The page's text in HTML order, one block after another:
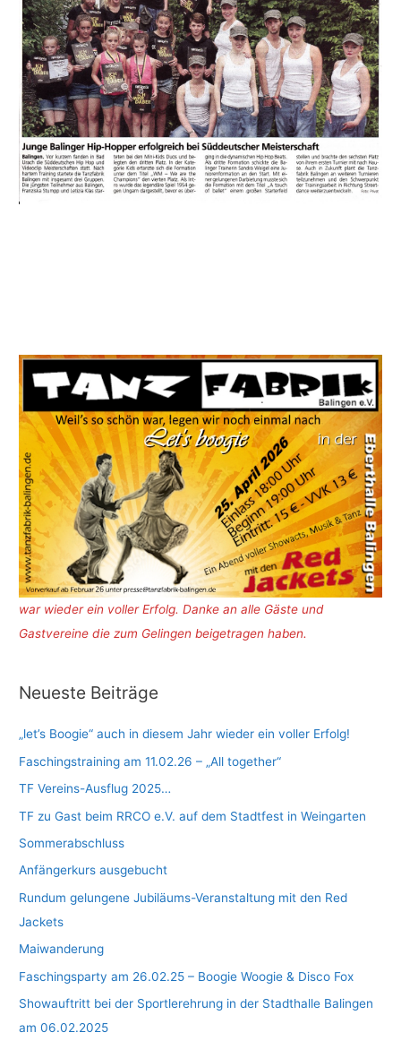
war wieder ein voller Erfolg. Danke an alle Gäste und
Gastvereine die zum Gelingen beigetragen haben.
Neueste Beiträge
„let’s Boogie“ auch in diesem Jahr wieder ein voller Erfolg!
Faschingstraining am 11.02.26 – „All together“
TF Vereins-Ausflug 2025…
TF zu Gast beim RRCO e.V. auf dem Stadtfest in Weingarten
Sommerabschluss
Anfängerkurs ausgebucht
Rundum gelungene Jubiläums-Veranstaltung mit den Red
Jackets
Maiwanderung
Faschingsparty am 26.02.25 – Boogie Woogie & Disco Fox
Showauftritt bei der Sportlerehrung in der Stadthalle Balingen
am 06.02.2025